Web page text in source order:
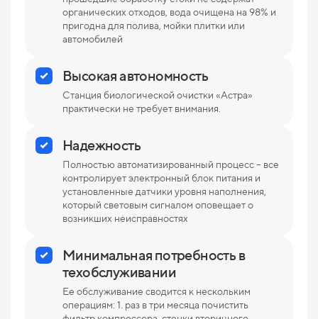
органических отходов, вода очищена на 98% и
пригодна для полива, мойки плитки или
автомобилей
Высокая автономность
Станция биологической очистки «Астра»
практически не требует внимания.
Надежность
Полностью автоматизированный процесс – все
контролирует электронный блок питания и
установленные датчики уровня наполнения,
который световым сигналом оповещает о
возникших неисправностях
Минимальная потребность в
техобслуживании
Ее обслуживание сводится к нескольким
операциям: 1. раз в три месяца почистить